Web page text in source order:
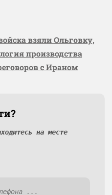
взяли Ольговку,
производства
с Ираном
на месте